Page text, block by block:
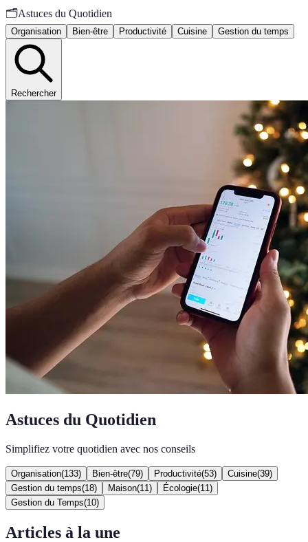
🗂️Astuces du Quotidien
Organisation Bien-être Productivité Cuisine Gestion du temps
Rechercher
Astuces du Quotidien
Simplifiez votre quotidien avec nos conseils
Organisation(133) Bien-être(79) Productivité(53) Cuisine(39)
Gestion du temps(18) Maison(11 ) Écologie(11 )
Gestion du Temps(10)
Articles à la une